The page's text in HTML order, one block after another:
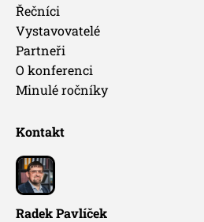
Řečníci
Vystavovatelé
Partneři
O konferenci
Minulé ročníky
Kontakt
Radek Pavlíček